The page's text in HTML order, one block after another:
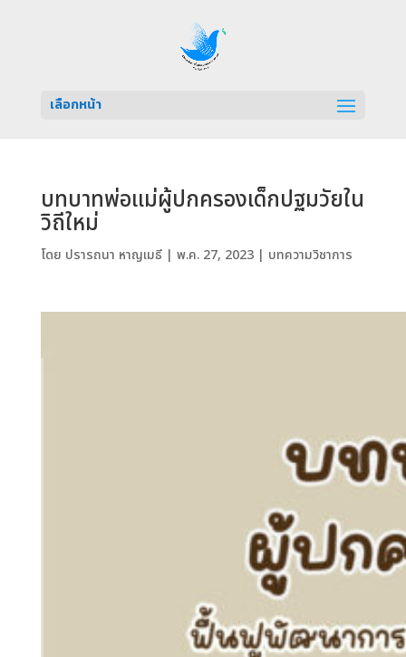
เลือกหน้า
บทบาทพ่อแม่ผู้ปกครองเด็กปฐมวัยใน
วิถีใหม่
โดย ปรารถนา หาญเมธี| พ.ค. 27, 2023| บทความวิชาการ